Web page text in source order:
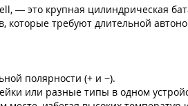
— это крупная цилиндрическая
которые требуют длительной
полярности (+ и −).
или разные типы в одном